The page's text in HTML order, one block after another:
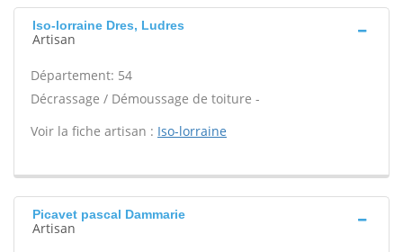
Iso-lorraine Dres, Ludres
Artisan
Département: 54
Décrassage / Démoussage de toiture -
Voir la fiche artisan : Iso-lorraine
Picavet pascal Dammarie
Artisan